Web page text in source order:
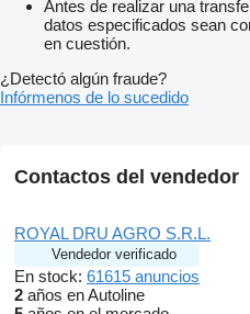
Antes de realizar una
datos especificados sean
en cuestión.
¿Detectó algún fraude?
Infórmenos de lo sucedido
Contactos del vendedor
ROYAL DRU AGRO S.R.L.
Vendedor verificado
En stock: 61615 anuncios
2 años en Autoline